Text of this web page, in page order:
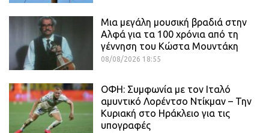
Μια μεγάλη μουσική βραδιά στην
Αλφά για τα 100 χρόνια από τη
γέννηση του Κώστα Μουντάκη
08/08/2026 18:55
ΟΦΗ: Συμφωνία με τον Ιταλό
αμυντικό Λορέντσο Ντίκμαν – Την
Κυριακή στο Ηράκλειο για τις
υπογραφές